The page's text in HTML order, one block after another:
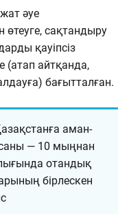
әуе
сақтандыру
қауіпсіз
(атап айтқанда,
бағытталған.
аман-
— 10 мыңнан
отандық
бірлескен